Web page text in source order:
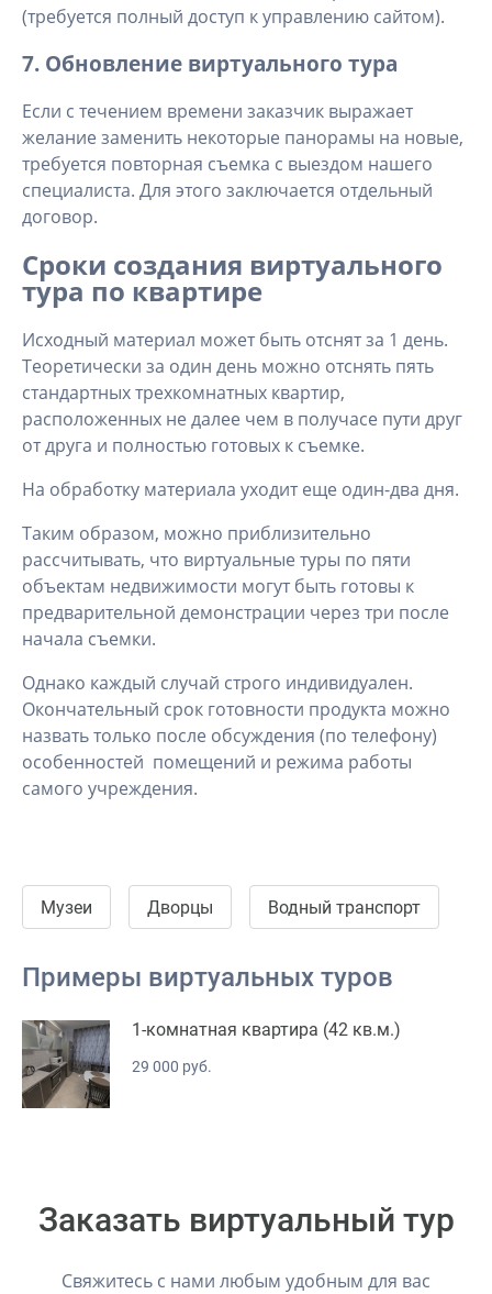
(требуется полный доступ к управлению сайтом).
7. Обновление виртуального тура
Если с течением времени заказчик выражает
желание заменить некоторые панорамы на новые,
требуется повторная съемка с выездом нашего
специалиста. Для этого заключается отдельный
договор.
Сроки создания виртуального
тура по квартире
Исходный материал может быть отснят за 1 день.
Теоретически за один день можно отснять пять
стандартных трехкомнатных квартир,
расположенных не далее чем в получасе пути друг
от друга и полностью готовых к съемке.
На обработку материала уходит еще один-два дня.
Таким образом, можно приблизительно
рассчитывать, что виртуальные туры по пяти
объектам недвижимости могут быть готовы к
предварительной демонстрации через три после
начала съемки.
Однако каждый случай строго индивидуален.
Окончательный срок готовности продукта можно
назвать только после обсуждения (по телефону)
особенностей помещений и режима работы
самого учреждения.
Музеи Дворцы Водный транспорт
Примеры виртуальных туров
1-комнатная квартира (42 кв.м.)
29 000 руб.
Заказать виртуальный тур
Свяжитесь с нами любым удобным для вас